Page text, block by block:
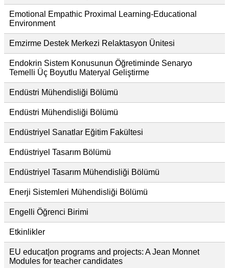
Emotional Empathic Proximal Learning-Educational
Environment
Emzirme Destek Merkezi Relaktasyon Ünitesi
Endokrin Sistem Konusunun Öğretiminde Senaryo
Temelli Üç Boyutlu Materyal Geliştirme
Endüstri Mühendisliği Bölümü
Endüstri Mühendisliği Bölümü
Endüstriyel Sanatlar Eğitim Fakültesi
Endüstriyel Tasarım Bölümü
Endüstriyel Tasarım Mühendisliği Bölümü
Enerji Sistemleri Mühendisliği Bölümü
Engelli Öğrenci Birimi
Etkinlikler
EU educat|on programs and projects: A Jean Monnet
Modules for teacher candidates